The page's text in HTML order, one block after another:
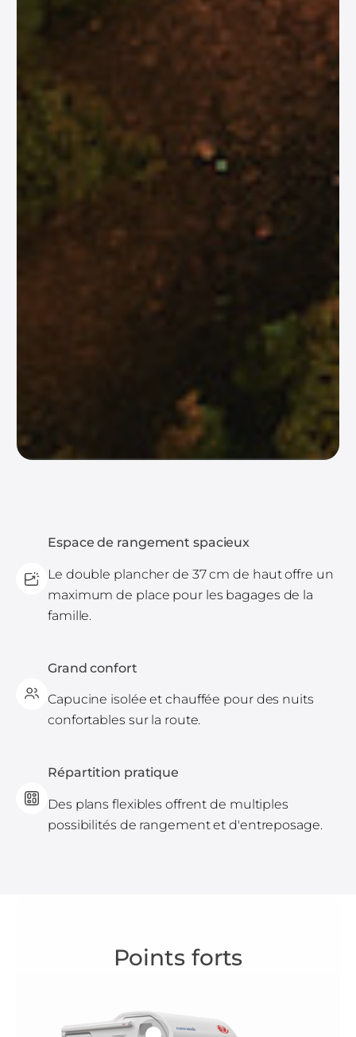
Espace de rangement spacieux
Le double plancher de 37 cm de haut offre un
maximum de place pour les bagages de la
famille.
Grand confort
Capucine isolée et chauffée pour des nuits
confortables sur la route.
Répartition pratique
Des plans flexibles offrent de multiples
possibilités de rangement et d'entreposage.
Points forts